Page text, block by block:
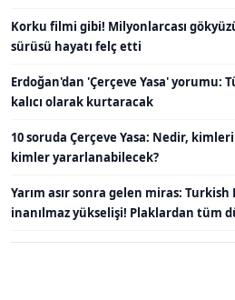
Korku filmi gibi! Milyonlarcası
sürüsü hayatı felç etti
Erdoğan'dan 'Çerçeve Yasa' yorumu:
kalıcı olarak kurtaracak
10 soruda Çerçeve Yasa: Nedir,
kimler yararlanabilecek?
Yarım asır sonra gelen miras:
inanılmaz yükselişi! Plaklardan tüm